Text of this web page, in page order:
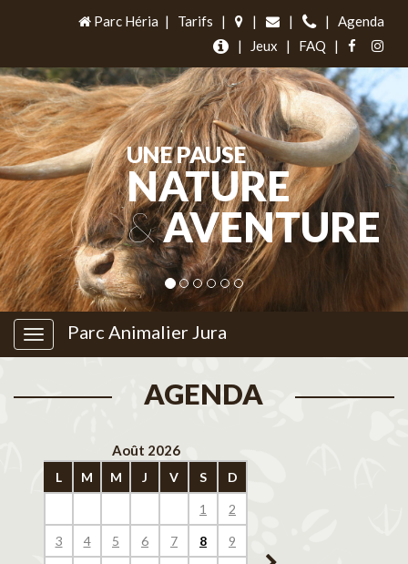
Parc Héria | Tarifs | | | |
Agenda
|
Jeux | FAQ |
UNE PAUSE
NATURE
&AVENTURE
Parc Animalier Jura
AGENDA
Août 2026
L M M J V S D
1 2
3 4 5 6 7 8 9